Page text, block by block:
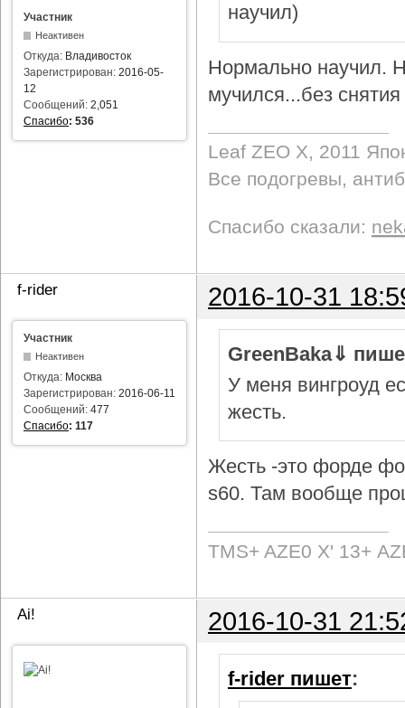
Участник
Неактивен
Откуда: Владивосток
Зарегистрирован: 2016-05-
12
Сообщений: 2,051
Спасибо: 536
научил)
Нормально научил.
мучился...без снятия
Leaf ZEO Х, 2011
Все подогревы,
Спасибо сказали:
f-rider 2016-10-31
Участник
Неактивен
Откуда: Москва
Зарегистрирован: 2016-06-11
Сообщений: 477
Спасибо: 117
GreenBaka⇓
У меня вингроуд
жесть.
Жесть -это форде
s60. Там вообще
TMS+ AZE0 Х' 13+
Ai! 2016-10-31
f-rider пишет: